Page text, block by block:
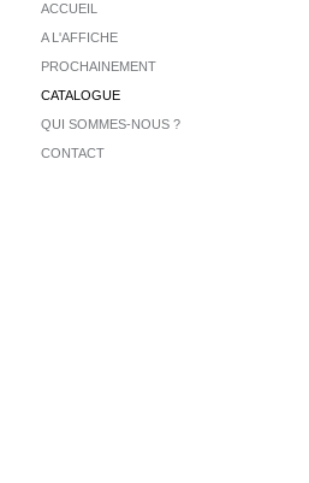
ACCUEIL
A L'AFFICHE
PROCHAINEMENT
CATALOGUE
QUI SOMMES-NOUS ?
CONTACT